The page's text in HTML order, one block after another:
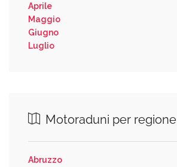
Aprile
Maggio
Giugno
Luglio
Motoraduni per regione
Abruzzo